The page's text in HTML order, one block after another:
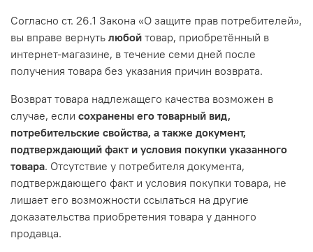
Согласно ст. 26.1 Закона «О защите прав потребителей»,
вы вправе вернуть любой товар, приобретённый в
интернет-магазине, в течение семи дней после
получения товара без указания причин возврата.
Возврат товара надлежащего качества возможен в
случае, если сохранены его товарный вид,
потребительские свойства, а также документ,
подтверждающий факт и условия покупки указанного
товара. Отсутствие у потребителя документа,
подтверждающего факт и условия покупки товара, не
лишает его возможности ссылаться на другие
доказательства приобретения товара у данного
продавца.